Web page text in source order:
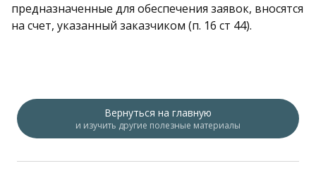
предназначенные для обеспечения заявок, вносятся
на счет, указанный заказчиком (п. 16 ст 44).
Вернуться на главную
и изучить другие полезные материалы